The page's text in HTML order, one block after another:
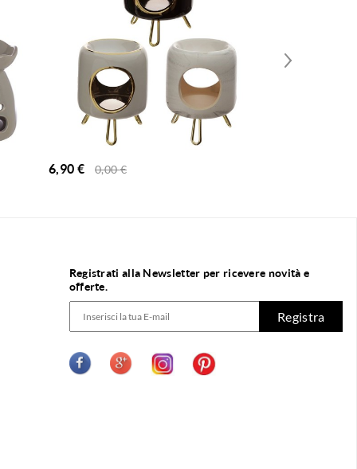
6,90 € 0,00€
Registrati alla Newsletter per ricevere novità e
offerte.
Registra